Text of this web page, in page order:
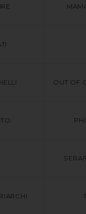
OUT OF
sono coltivate
orecchini di
donano un
realizzato in